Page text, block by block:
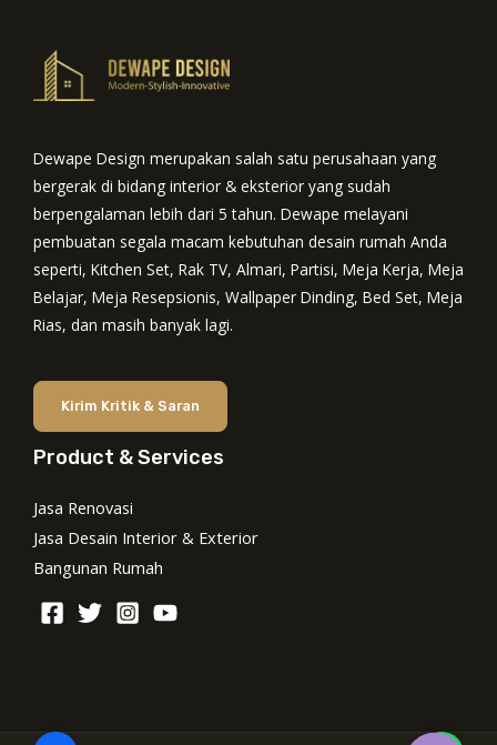
Dewape Design merupakan salah satu perusahaan yang
bergerak di bidang interior & eksterior yang sudah
berpengalaman lebih dari 5 tahun. Dewape melayani
pembuatan segala macam kebutuhan desain rumah Anda
seperti, Kitchen Set, Rak TV, Almari, Partisi, Meja Kerja, Meja
Belajar, Meja Resepsionis, Wallpaper Dinding, Bed Set, Meja
Rias, dan masih banyak lagi.
Kirim Kritik & Saran
Product & Services
Jasa Renovasi
Jasa Desain Interior & Exterior
Bangunan Rumah